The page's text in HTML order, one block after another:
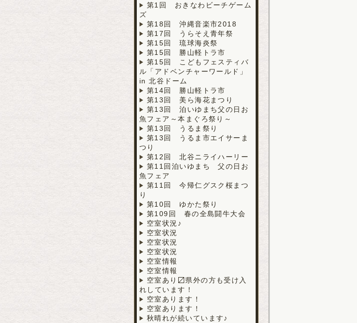
第1回 おきなわビーチゲーム
ズ
第18回 沖縄音楽市2018
第17回 うらそえ青年祭
第15回 琉球海炎祭
第15回 勝山軽トラ市
第15回 こどもフェスティバ
ル「アドベンチャーワールド」
in 北谷ドーム
第14回 勝山軽トラ市
第13回 美ら海花まつり
第13回 泊いゆまち父の日お
魚フェア～本まぐろ祭り～
第13回 うるま祭り
第13回 うるま市エイサーま
つり
第12回 北谷ニライハーリー
第11回泊いゆまち 父の日お
魚フェア
第11回 今帰仁グスク桜まつ
り
第10回 ゆかた祭り
第109回 春の全島闘牛大会
空室状況♪
空室状況
空室状況
空室状況
空室情報
空室情報
空室あり〼県外の方も受け入
れしています！
空室あります！
空室あります！
秋晴れが続いています♪